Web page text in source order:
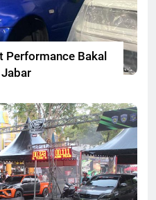
Performance Bakal
Jabar